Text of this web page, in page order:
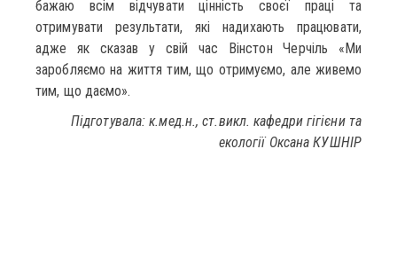
бажаю всім відчувати цінність своєї праці та
отримувати результати, які надихають працювати,
адже як сказав у свій час Вінстон Черчіль «Ми
заробляємо на життя тим, що отримуємо, але живемо
тим, що даємо».
Підготувала: к.мед.н., ст.викл. кафедри гігієни та
екології Оксана КУШНІР